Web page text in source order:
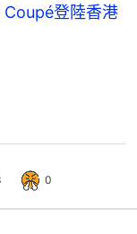
登陸香港
0